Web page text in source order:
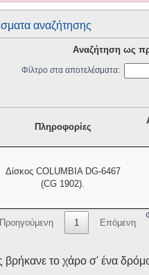
αναζήτησης
Αναζήτηση ως
Φίλτρο στα αποτελέσματα:
Πληροφορίες
Δίσκος COLUMBIA DG-6467
(CG 1902).
Προηγούμενη 1 Επόμενη
βρήκανε το χάρο σ' ένα